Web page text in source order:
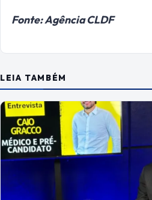
Fonte: Agência CLDF
LEIA TAMBÉM